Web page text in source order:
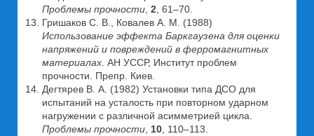
Проблемы прочности 2 , 61–70.
Гришаков С. В., Ковалев А. М. (1988)
Использование эффекта Баркгаузена для оценки
напряжений и повреждений в ферромагнитных
материалах . АН УССР, Институт проблем
прочности. Препр. Киев.
Дегтярев В. А. (1982) Установки типа ДСО для
испытаний на усталость при повторном ударном
нагружении с различной асимметрией цикла.
Проблемы прочности 10 , 110–113.